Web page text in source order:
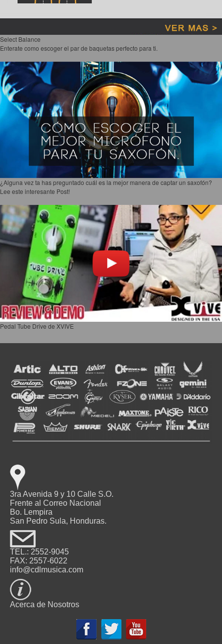
Select Balance
Enterate como escoger el par de baquetas perfecto para ti.
¿Alguna vez ta has preguntado cuál es la mejor manera de captar un saxofón?
Lee este interesante Post!
Pedal Tube Drive de XVIVE
3ra Avenida 9 y 10 Calle S.O.
Frente al Correo Nacional
Bo. Lempira
San Pedro Sula, Honduras.
TEL.: 2552-9045
FAX: 2557-6022
info@cdlmusica.com
Acerca de Nosotros